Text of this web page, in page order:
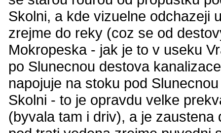
Skolni, a kde vizuelne odchazeji
zrejme do reky (coz se od
Mokropeska - jak je to v useku
po Slunecnou destova
napojuje na stoku pod Slunecnou
Skolni - to je opravdu velke
(byvala tam i driv), a je